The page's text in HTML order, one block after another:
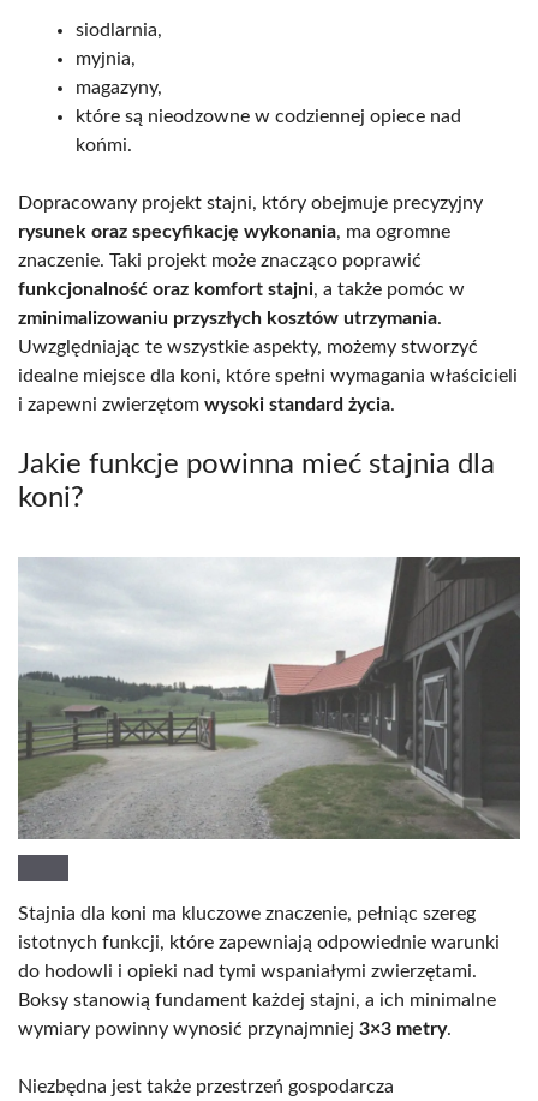
siodlarnia,
myjnia,
magazyny,
które są nieodzowne w codziennej opiece nad
końmi.
Dopracowany projekt stajni, który obejmuje precyzyjny
rysunek oraz specyfikację wykonania, ma ogromne
znaczenie. Taki projekt może znacząco poprawić
funkcjonalność oraz komfort stajni, a także pomóc w
zminimalizowaniu przyszłych kosztów utrzymania.
Uwzględniając te wszystkie aspekty, możemy stworzyć
idealne miejsce dla koni, które spełni wymagania właścicieli
i zapewni zwierzętom wysoki standard życia.
Jakie funkcje powinna mieć stajnia dla
koni?
Stajnia dla koni ma kluczowe znaczenie, pełniąc szereg
istotnych funkcji, które zapewniają odpowiednie warunki
do hodowli i opieki nad tymi wspaniałymi zwierzętami.
Boksy stanowią fundament każdej stajni, a ich minimalne
wymiary powinny wynosić przynajmniej 3×3 metry.
Niezbędna jest także przestrzeń gospodarcza